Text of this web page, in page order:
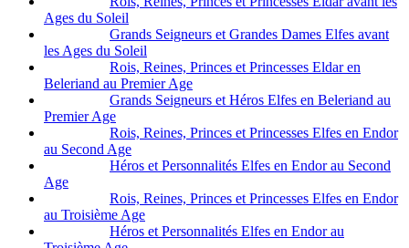
Ages du Soleil
Grands Seigneurs et Grandes Dames Elfes avant
les Ages du Soleil
Rois, Reines, Princes et Princesses Eldar en
Beleriand au Premier Age
Grands Seigneurs et Héros Elfes en Beleriand au
Premier Age
Rois, Reines, Princes et Princesses Elfes en Endor
au Second Age
Héros et Personnalités Elfes en Endor au Second
Age
Rois, Reines, Princes et Princesses Elfes en Endor
au Troisième Age
Héros et Personnalités Elfes en Endor au